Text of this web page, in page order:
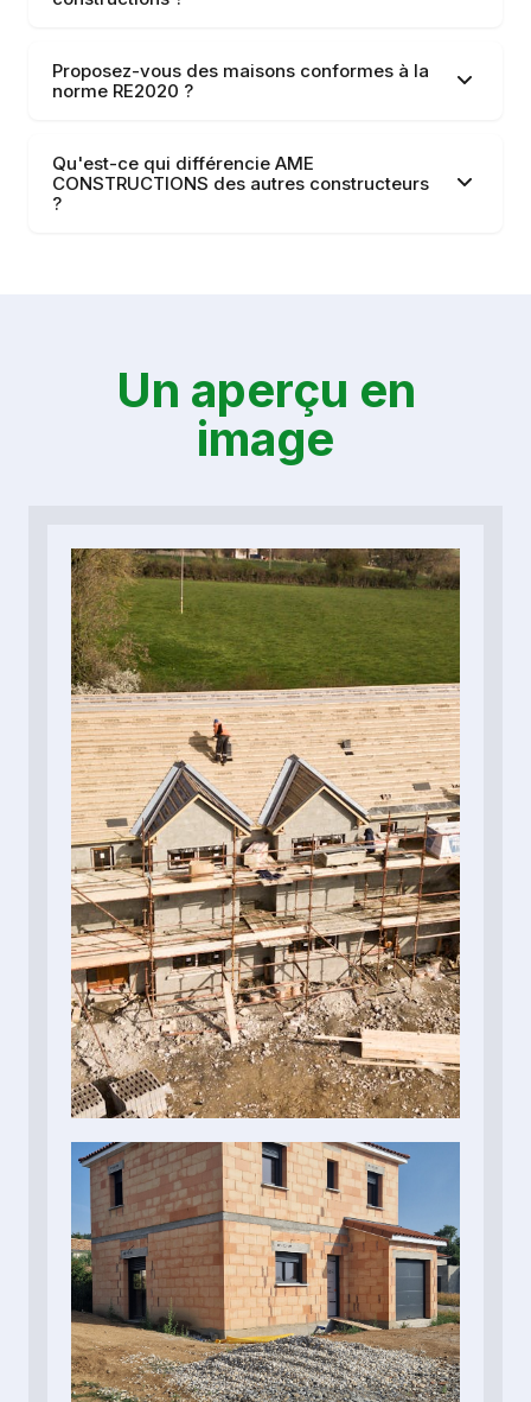
Proposez-vous des maisons conformes à la
norme RE2020 ?
Qu'est-ce qui différencie AME
CONSTRUCTIONS des autres constructeurs
?
Un aperçu en
image